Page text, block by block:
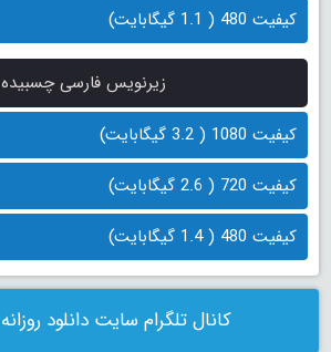
کیفیت 480 ( 1.1 گیگابایت)
زیرنویس فارسی چسبیده
کیفیت 1080 ( 3.2 گیگابایت)
کیفیت 720 ( 2.6 گیگابایت)
کیفیت 480 ( 1.4 گیگابایت)
کانال تلگرام سایت دانلود روزانه